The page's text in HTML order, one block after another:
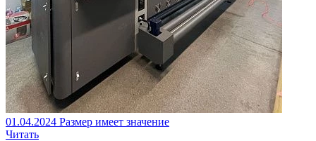
01.04.2024 Размер имеет значение
Читать